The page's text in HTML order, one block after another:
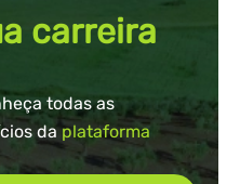
carreira
todas as
daplataforma